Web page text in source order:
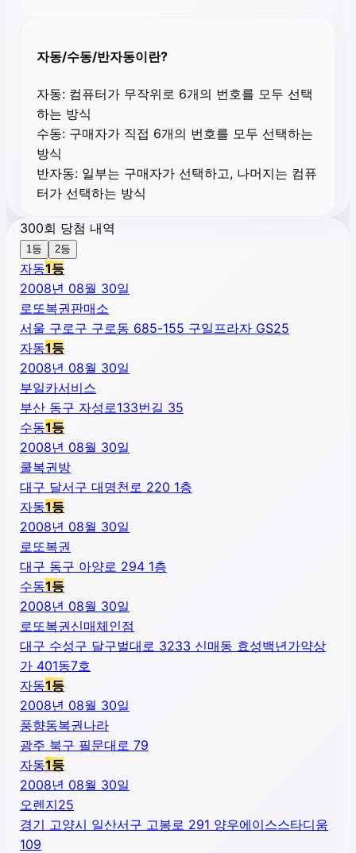
자동/수동/반자동이란?
자동: 컴퓨터가 무작위로 6개의 번호를 모두 선택
하는 방식
수동: 구매자가 직접 6개의 번호를 모두 선택하는
방식
반자동: 일부는 구매자가 선택하고, 나머지는 컴퓨
터가 선택하는 방식
300회 당첨 내역
1등 2등
자동1등
2008년 08월 30일
로또복권판매소
서울 구로구 구로동 685-155 구일프라자 GS25
자동1등
2008년 08월 30일
부일카서비스
부산 동구 자성로133번길 35
수동1등
2008년 08월 30일
쿨복권방
대구 달서구 대명천로 220 1층
자동1등
2008년 08월 30일
로또복권
대구 동구 아양로 294 1층
수동1등
2008년 08월 30일
로또복권신매체인점
대구 수성구 달구벌대로 3233 신매동 효성백년가약상
가 401동7호
자동1등
2008년 08월 30일
풍향동복권나라
광주 북구 필문대로 79
자동1등
2008년 08월 30일
오렌지25
경기 고양시 일산서구 고봉로 291 양우에이스스타디움
109